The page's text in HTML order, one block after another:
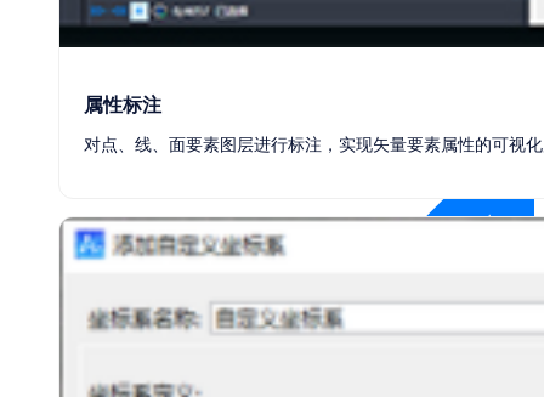
合作伙伴
成为开发商
属性标注
对点、线、面要素图层进行标注，实现矢量要素属性的可视